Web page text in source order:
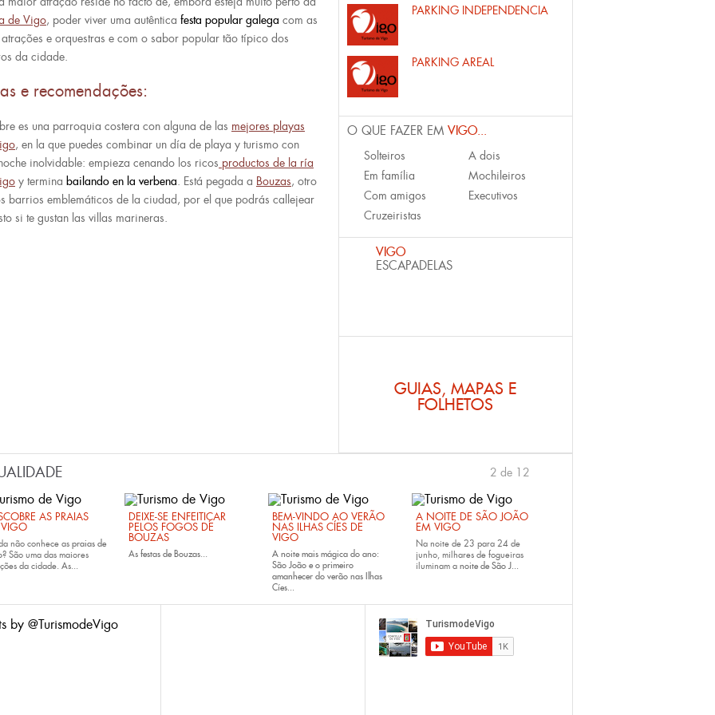
de Vigo, poder viver uma autêntica festa popular galega com as
atrações e orquestras e com o sabor popular tão típico dos
da cidade.
e recomendações:
es una parroquia costera con alguna de las mejores playas
, en la que puedes combinar un día de playa y turismo con
inolvidable: empieza cenando los ricos productos de la ría
y termina bailando en la verbena. Está pegada a Bouzas, otro
barrios emblemáticos de la ciudad, por el que podrás callejear
si te gustan las villas marineras.
PARKING INDEPENDENCIA
PARKING AREAL
O QUE FAZER EM VIGO...
Solteiros
A dois
Em família
Mochileiros
Com amigos
Executivos
Cruzeiristas
VIGO
ESCAPADELAS
GUIAS, MAPAS E
FOLHETOS
AS PRAIAS
não conhece as praias de
? São uma das maiores
da cidade. As...
DEIXE-SE ENFEITIÇAR
PELOS FOGOS DE
BOUZAS
As festas de Bouzas...
BEM-VINDO AO VERÃO
NAS ILHAS CÍES DE
VIGO
A noite mais mágica do ano:
São João e o primeiro
amanhecer do verão nas Ilhas
Cíes...
A NOITE DE SÃO JOÃO
EM VIGO
Na noite de 23 para 24 de
junho, milhares de fogueiras
iluminam a noite de São J...
2 de 12
by @TurismodeVigo